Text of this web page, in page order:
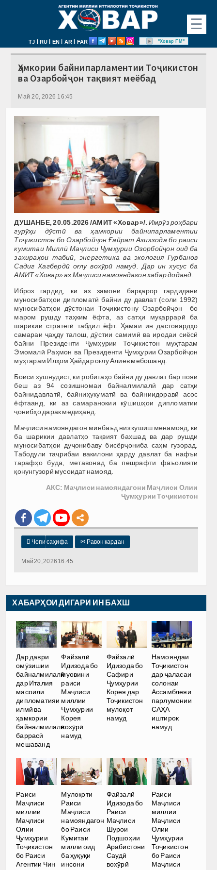
☰
TJ | RU | EN | AR | FAR "Ховар FM"
Ҳамкории байнипарламентии Тоҷикистон
ва Озарбойҷон тақвият меёбад
Май 20, 2026 16:45
ДУШАНБЕ, 20.05.2026 /АМИТ «Ховар»/. Имрӯз роҳбари
гурӯҳи дӯстӣ ва ҳамкории байнипарламентии
Тоҷикистон бо Озарбойҷон Ғайрат Азиззода бо раиси
кумитаи Миллӣ Маҷлиси Ҷумҳурии Озорбойҷон оид ба
захираҳои табиӣ, энергетика ва экология Гурбанов
Садиг Хагбердӣ оғлу вохӯрӣ намуд. Дар ин хусус ба
АМИТ«Ховар» аз Маҷлиси намояндагон хабар доданд.
Иброз гардид, ки аз замони барқарор гардидани
муносибатҳои дипломатӣ байни ду давлат (соли 1992)
муносибатҳои дӯстонаи Тоҷикистону Озарбойҷон бо
маром рушду таҳким ёфта, аз сатҳи муқаррарӣ ба
шарикии стратегӣ табдил ёфт. Ҳамаи ин дастовардҳо
самараи ҷаҳду талош, дӯстии самимӣ ва иродаи сиёсӣ
байни Президенти Ҷумҳурии Тоҷикистон муҳтарам
Эмомалӣ Раҳмон ва Президенти Ҷумҳурии Озарбойҷон
муҳтарам Илҳом Ҳайдар оғлу Алиев мебошанд.
Боиси хушнудист, ки робитаҳо байни ду давлат бар пояи
беш аз 94 созишномаи байналмилалӣ дар сатҳи
байнидавлатӣ, байниҳукуматӣ ва байниидоравӣ асос
ёфтаанд, ки аз самаранокии кӯшишҳои дипломатии
ҷонибҳо дарак медиҳанд.
Маҷлиси намояндагон минбаъд низ кӯшиш менамояд, ки
ба шарикии давлатҳо тақвият бахшад ва дар рушди
муносибатҳои дуҷонибаву бисёрҷониба саҳм гузорад.
Табодули таҷрибаи вакилони ҳарду давлат ба нафъи
тарафҳо буда, метавонад ба пешрафти фаъолияти
қонунгузорӣ мусоидат намояд.
АКС: Маҷлиси намояндагони Маҷлиси Олии
Ҷумҳурии Тоҷикистон
 Чопи саҳифа ✉ Равон кардан
Май 20, 2026 16:45
ХАБАРҲОИ ДИГАРИ ИН БАХШ
Дар даври
омӯзишии
байналмилалӣ
дар Италия
масоили
дипломатияи
илмӣ ва
ҳамкории
байналмилалӣ
баррасӣ
мешаванд
Файзалӣ
Идизода бо
муовини
раиси
Маҷлиси
миллии
Ҷумҳурии
Корея
вохӯрӣ
намуд
Файзалӣ
Идизода бо
Сафири
Ҷумҳурии
Корея дар
Тоҷикистон
мулоқот
намуд
Намояндаи
Тоҷикистон
дар ҷаласаи
солонаи
Ассамблеяи
парлумонии
САҲА
иштирок
намуд
Раиси
Маҷлиси
миллии
Маҷлиси
Олии
Ҷумҳурии
Тоҷикистон
бо Раиси
Агентии Чин
Мулоқоти
Раиси
Маҷлиси
намояндагон
бо Раиси
Кумитаи
миллӣ оид
ба ҳуқуқи
инсони
Файзалӣ
Идизода бо
Раиси
Маҷлиси
Шурои
Подшоҳии
Арабистони
Саудӣ
вохӯрӣ
Раиси
Маҷлиси
миллии
Маҷлиси
Олии
Ҷумҳурии
Тоҷикистон
бо Раиси
Маҷлиси